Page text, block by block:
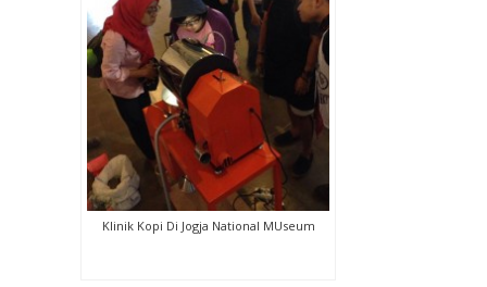
Klinik Kopi Di Jogja National MUseum